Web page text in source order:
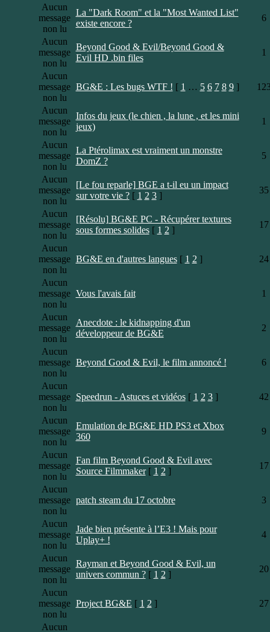
Aucun
message
non lu
La "Dark Room" et la "Most Wanted List"
existe encore ?
6
Aucun
message
non lu
Beyond Good & Evil/Beyond Good &
Evil HD .bin files
1
Aucun
message
non lu
BG&E : Les bugs WTF ! [ 1 … 5 6 7 8 9]
Aucun
message
non lu
Infos du jeux (le chien , la lune , et les mini
jeux)
1
Aucun
message
non lu
La Ptérolimax est vraiment un monstre
DomZ ?
5
Aucun
message
non lu
[Le fou reparle] BGE a t-il eu un impact
sur votre vie ?[ 1 2 3]
35
Aucun
message
non lu
[Résolu] BG&E PC - Récupérer textures
sous formes solides[ 1 2 ]
17
Aucun
message
non lu
BG&E en d'autres langues[ 1 2 ] 24
Aucun
message
non lu
Vous l'avais fait 1
Aucun
message
non lu
Anecdote : le kidnapping d'un
développeur de BG&E
2
Aucun
message
non lu
Beyond Good & Evil, le film annoncé ! 6
Aucun
message
non lu
Speedrun - Astuces et vidéos[ 1 2 3] 42
Aucun
message
non lu
Emulation de BG&E HD PS3 et Xbox
360
9
Aucun
message
non lu
Fan film Beyond Good & Evil avec
Source Filmmaker[ 1 2 ]
17
Aucun
message
non lu
patch steam du 17 octobre 3
Aucun
message
non lu
Jade bien présente à l’E3 ! Mais pour
Uplay+ !
4
Aucun
message
non lu
Rayman et Beyond Good & Evil, un
univers commun ?[ 1 2 ]
20
Aucun
message
non lu
Project BG&E [ 1 2 ] 27
Aucun